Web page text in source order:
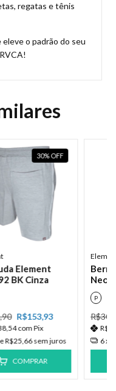
regatas e tênis
eleve o padrão do seu
30%OFF
Element
BK Cinza
R$153,93
com Pix
R$25,66sem juros
COMPRAR
P
6x